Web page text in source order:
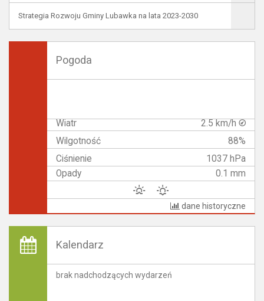
Strategia Rozwoju Gminy Lubawka na lata 2023-2030
Pogoda
Wiatr
2.5 km/h
Wilgotność
88%
Ciśnienie
1037 hPa
Opady
0.1 mm
dane historyczne
Kalendarz
brak nadchodzących wydarzeń